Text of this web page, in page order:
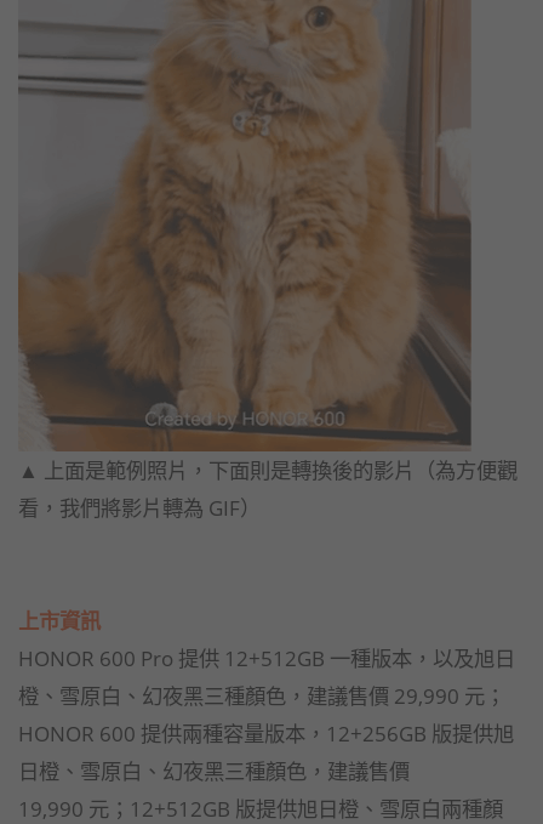
▲ 上面是範例照片，下面則是轉換後的影片（為方便觀
看，我們將影片轉為 GIF）
上市資訊
HONOR 600 Pro 提供 12+512GB 一種版本，以及旭日
橙、雪原白、幻夜黑三種顏色，建議售價 29,990 元；
HONOR 600 提供兩種容量版本，12+256GB 版提供旭
日橙、雪原白、幻夜黑三種顏色，建議售價
19,990 元；12+512GB 版提供旭日橙、雪原白兩種顏